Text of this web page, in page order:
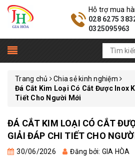
Hỗ trợ mua
028 6275
0325095963
Trang chủ
Chia sẻ kinh nghiệm
Đá Cắt Kim Loại Có Cắt Được Inox
Tiết Cho Người Mới
ĐÁ CẮT KIM LOẠI CÓ CẮT
GIẢI ĐÁP CHI TIẾT CHO
30/06/2026 Đăng bởi: GIA HÒA